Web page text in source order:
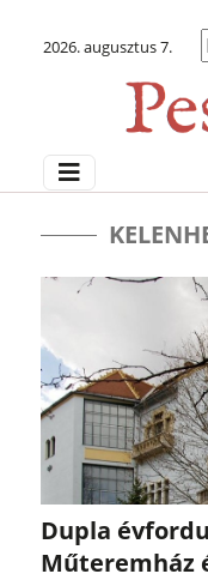
2026. augusztus 7.
Dupla
Műteremház